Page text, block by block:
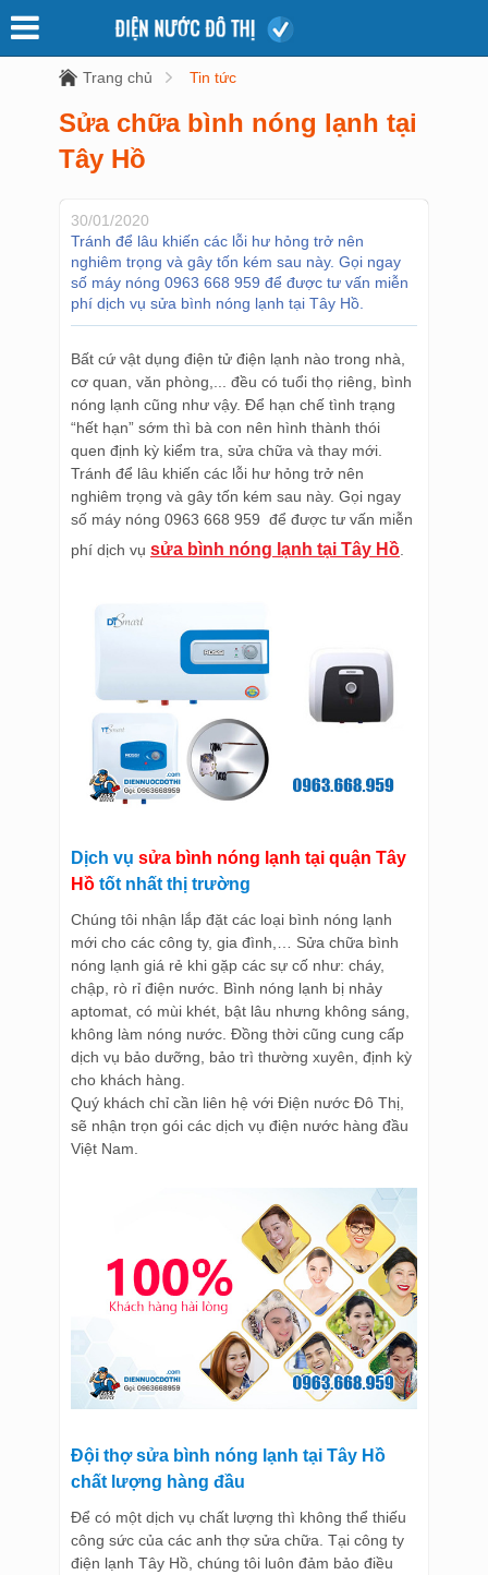
Trang chủ Tin tức
Sửa chữa bình nóng lạnh tại
Tây Hồ
30/01/2020
Tránh để lâu khiến các lỗi hư hỏng trở nên
nghiêm trọng và gây tốn kém sau này. Gọi ngay
số máy nóng 0963 668 959 để được tư vấn miễn
phí dịch vụ sửa bình nóng lạnh tại Tây Hồ.
Bất cứ vật dụng điện tử điện lạnh nào trong nhà,
cơ quan, văn phòng,... đều có tuổi thọ riêng, bình
nóng lạnh cũng như vậy. Để hạn chế tình trạng
“hết hạn” sớm thì bà con nên hình thành thói
quen định kỳ kiểm tra, sửa chữa và thay mới.
Tránh để lâu khiến các lỗi hư hỏng trở nên
nghiêm trọng và gây tốn kém sau này. Gọi ngay
số máy nóng 0963 668 959 để được tư vấn miễn
phí dịch vụ sửa bình nóng lạnh tại Tây Hồ
Dịch vụ sửa bình nóng lạnh tại quận Tây
Hồ tốt nhất thị trường
Chúng tôi nhận lắp đặt các loại bình nóng lạnh
mới cho các công ty, gia đình,… Sửa chữa bình
nóng lạnh giá rẻ khi gặp các sự cố như: cháy,
chập, rò rỉ điện nước. Bình nóng lạnh bị nhảy
aptomat, có mùi khét, bật lâu nhưng không sáng,
không làm nóng nước. Đồng thời cũng cung cấp
dịch vụ bảo dưỡng, bảo trì thường xuyên, định kỳ
cho khách hàng.
Quý khách chỉ cần liên hệ với Điện nước Đô Thị,
sẽ nhận trọn gói các dịch vụ điện nước hàng đầu
Việt Nam.
Đội thợ sửa bình nóng lạnh tại Tây Hồ
chất lượng hàng đầu
Để có một dịch vụ chất lượng thì không thể thiếu
công sức của các anh thợ sửa chữa. Tại công ty
điện lạnh Tây Hồ, chúng tôi luôn đảm bảo điều